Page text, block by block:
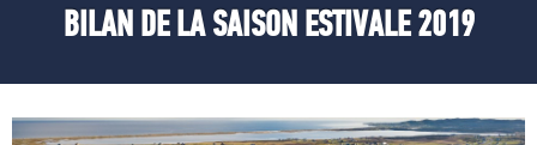
BILAN DE LA SAISON ESTIVALE 2019